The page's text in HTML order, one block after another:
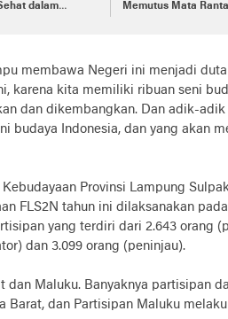
dalam
Memutus Mata
membawa Negeri ini menjadi
karena kita memiliki ribuan seni
dan dikembangkan. Dan adik-
budaya Indonesia, dan yang akan
Provinsi Lampung
FLS2N tahun ini dilaksanakan
yang terdiri dari 2.643 orang
dan 3.099 orang (peninjau).
dan Maluku. Banyaknya partisipan
Barat, dan Partisipan Maluku